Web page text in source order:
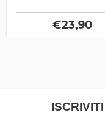
prodotto dalla
McGregor
€23,90